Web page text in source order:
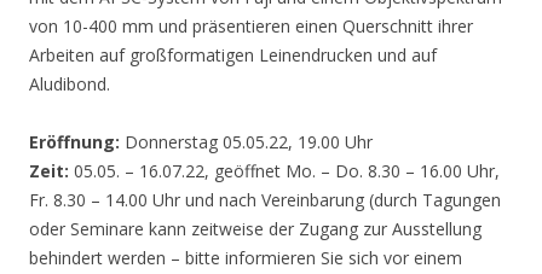
von 10-400 mm und präsentieren einen Querschnitt ihrer
Arbeiten auf großformatigen Leinendrucken und auf
Aludibond.
Eröffnung: Donnerstag 05.05.22, 19.00 Uhr
Zeit: 05.05. – 16.07.22, geöffnet Mo. – Do. 8.30 – 16.00 Uhr,
Fr. 8.30 – 14.00 Uhr und nach Vereinbarung (durch Tagungen
oder Seminare kann zeitweise der Zugang zur Ausstellung
behindert werden – bitte informieren Sie sich vor einem